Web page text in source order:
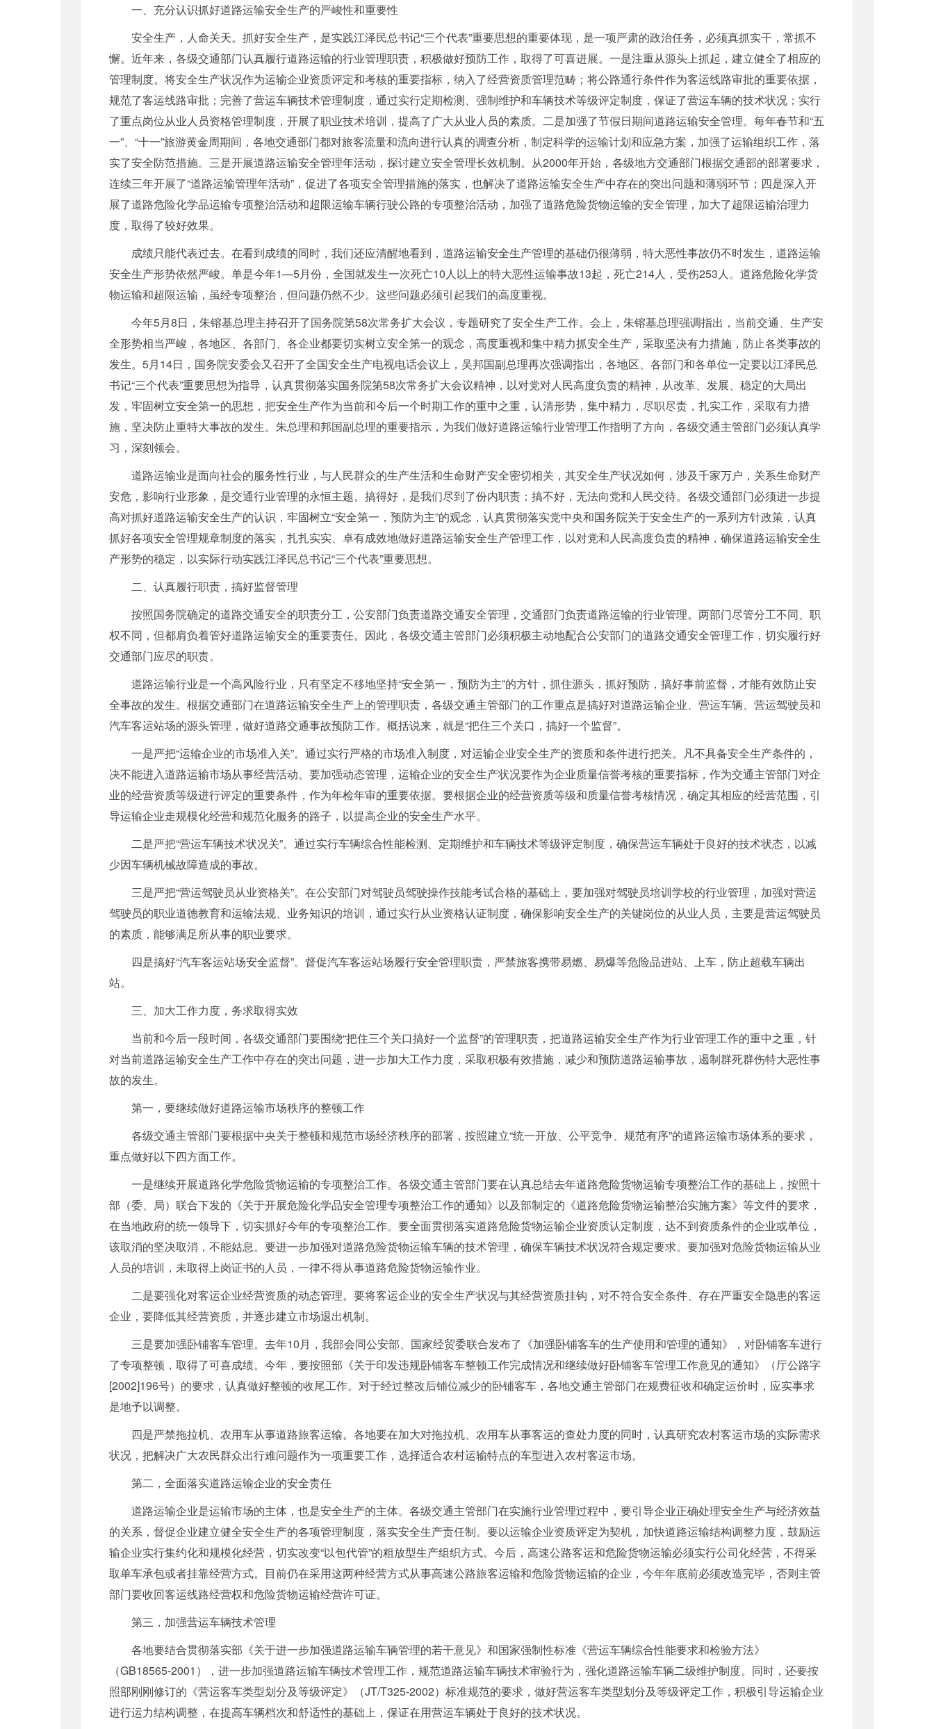
一、充分认识抓好道路运输安全生产的严峻性和重要性
安全生产，人命关天。抓好安全生产，是实践江泽民总书记“三个代表”重要思想的重要体现，是一项严肃的政治任务，必须真抓实干，常抓不
懈。近年来，各级交通部门认真履行道路运输的行业管理职责，积极做好预防工作，取得了可喜进展。一是注重从源头上抓起，建立健全了相应的
管理制度。将安全生产状况作为运输企业资质评定和考核的重要指标，纳入了经营资质管理范畴；将公路通行条件作为客运线路审批的重要依据，
规范了客运线路审批；完善了营运车辆技术管理制度，通过实行定期检测、强制维护和车辆技术等级评定制度，保证了营运车辆的技术状况；实行
了重点岗位从业人员资格管理制度，开展了职业技术培训，提高了广大从业人员的素质。二是加强了节假日期间道路运输安全管理。每年春节和“五
一”、“十一”旅游黄金周期间，各地交通部门都对旅客流量和流向进行认真的调查分析，制定科学的运输计划和应急方案，加强了运输组织工作，落
实了安全防范措施。三是开展道路运输安全管理年活动，探讨建立安全管理长效机制。从2000年开始，各级地方交通部门根据交通部的部署要求，
连续三年开展了“道路运输管理年活动”，促进了各项安全管理措施的落实，也解决了道路运输安全生产中存在的突出问题和薄弱环节；四是深入开
展了道路危险化学品运输专项整治活动和超限运输车辆行驶公路的专项整治活动，加强了道路危险货物运输的安全管理，加大了超限运输治理力
度，取得了较好效果。
成绩只能代表过去。在看到成绩的同时，我们还应清醒地看到，道路运输安全生产管理的基础仍很薄弱，特大恶性事故仍不时发生，道路运输
安全生产形势依然严峻。单是今年1—5月份，全国就发生一次死亡10人以上的特大恶性运输事故13起，死亡214人，受伤253人。道路危险化学货
物运输和超限运输，虽经专项整治，但问题仍然不少。这些问题必须引起我们的高度重视。
今年5月8日，朱镕基总理主持召开了国务院第58次常务扩大会议，专题研究了安全生产工作。会上，朱镕基总理强调指出，当前交通、生产安
全形势相当严峻，各地区、各部门、各企业都要切实树立安全第一的观念，高度重视和集中精力抓安全生产，采取坚决有力措施，防止各类事故的
发生。5月14日，国务院安委会又召开了全国安全生产电视电话会议上，吴邦国副总理再次强调指出，各地区、各部门和各单位一定要以江泽民总
书记“三个代表”重要思想为指导，认真贯彻落实国务院第58次常务扩大会议精神，以对党对人民高度负责的精神，从改革、发展、稳定的大局出
发，牢固树立安全第一的思想，把安全生产作为当前和今后一个时期工作的重中之重，认清形势，集中精力，尽职尽责，扎实工作，采取有力措
施，坚决防止重特大事故的发生。朱总理和邦国副总理的重要指示，为我们做好道路运输行业管理工作指明了方向，各级交通主管部门必须认真学
习，深刻领会。
道路运输业是面向社会的服务性行业，与人民群众的生产生活和生命财产安全密切相关，其安全生产状况如何，涉及千家万户，关系生命财产
安危，影响行业形象，是交通行业管理的永恒主题。搞得好，是我们尽到了份内职责；搞不好，无法向党和人民交待。各级交通部门必须进一步提
高对抓好道路运输安全生产的认识，牢固树立“安全第一，预防为主”的观念，认真贯彻落实党中央和国务院关于安全生产的一系列方针政策，认真
抓好各项安全管理规章制度的落实，扎扎实实、卓有成效地做好道路运输安全生产管理工作，以对党和人民高度负责的精神，确保道路运输安全生
产形势的稳定，以实际行动实践江泽民总书记“三个代表”重要思想。
二、认真履行职责，搞好监督管理
按照国务院确定的道路交通安全的职责分工，公安部门负责道路交通安全管理，交通部门负责道路运输的行业管理。两部门尽管分工不同、职
权不同，但都肩负着管好道路运输安全的重要责任。因此，各级交通主管部门必须积极主动地配合公安部门的道路交通安全管理工作，切实履行好
交通部门应尽的职责。
道路运输行业是一个高风险行业，只有坚定不移地坚持“安全第一，预防为主”的方针，抓住源头，抓好预防，搞好事前监督，才能有效防止安
全事故的发生。根据交通部门在道路运输安全生产上的管理职责，各级交通主管部门的工作重点是搞好对道路运输企业、营运车辆、营运驾驶员和
汽车客运站场的源头管理，做好道路交通事故预防工作。概括说来，就是“把住三个关口，搞好一个监督”。
一是严把“运输企业的市场准入关”。通过实行严格的市场准入制度，对运输企业安全生产的资质和条件进行把关。凡不具备安全生产条件的，
决不能进入道路运输市场从事经营活动。要加强动态管理，运输企业的安全生产状况要作为企业质量信誉考核的重要指标，作为交通主管部门对企
业的经营资质等级进行评定的重要条件，作为年检年审的重要依据。要根据企业的经营资质等级和质量信誉考核情况，确定其相应的经营范围，引
导运输企业走规模化经营和规范化服务的路子，以提高企业的安全生产水平。
二是严把“营运车辆技术状况关”。通过实行车辆综合性能检测、定期维护和车辆技术等级评定制度，确保营运车辆处于良好的技术状态，以减
少因车辆机械故障造成的事故。
三是严把“营运驾驶员从业资格关”。在公安部门对驾驶员驾驶操作技能考试合格的基础上，要加强对驾驶员培训学校的行业管理，加强对营运
驾驶员的职业道德教育和运输法规、业务知识的培训，通过实行从业资格认证制度，确保影响安全生产的关键岗位的从业人员，主要是营运驾驶员
的素质，能够满足所从事的职业要求。
四是搞好“汽车客运站场安全监督”。督促汽车客运站场履行安全管理职责，严禁旅客携带易燃、易爆等危险品进站、上车，防止超载车辆出
站。
三、加大工作力度，务求取得实效
当前和今后一段时间，各级交通部门要围绕“把住三个关口搞好一个监督”的管理职责，把道路运输安全生产作为行业管理工作的重中之重，针
对当前道路运输安全生产工作中存在的突出问题，进一步加大工作力度，采取积极有效措施，减少和预防道路运输事故，遏制群死群伤特大恶性事
故的发生。
第一，要继续做好道路运输市场秩序的整顿工作
各级交通主管部门要根据中央关于整顿和规范市场经济秩序的部署，按照建立“统一开放、公平竞争、规范有序”的道路运输市场体系的要求，
重点做好以下四方面工作。
一是继续开展道路化学危险货物运输的专项整治工作。各级交通主管部门要在认真总结去年道路危险货物运输专项整治工作的基础上，按照十
部（委、局）联合下发的《关于开展危险化学品安全管理专项整治工作的通知》以及部制定的《道路危险货物运输整治实施方案》等文件的要求，
在当地政府的统一领导下，切实抓好今年的专项整治工作。要全面贯彻落实道路危险货物运输企业资质认定制度，达不到资质条件的企业或单位，
该取消的坚决取消，不能姑息。要进一步加强对道路危险货物运输车辆的技术管理，确保车辆技术状况符合规定要求。要加强对危险货物运输从业
人员的培训，未取得上岗证书的人员，一律不得从事道路危险货物运输作业。
二是要强化对客运企业经营资质的动态管理。要将客运企业的安全生产状况与其经营资质挂钩，对不符合安全条件、存在严重安全隐患的客运
企业，要降低其经营资质，并逐步建立市场退出机制。
三是要加强卧铺客车管理。去年10月，我部会同公安部、国家经贸委联合发布了《加强卧铺客车的生产使用和管理的通知》，对卧铺客车进行
了专项整顿，取得了可喜成绩。今年，要按照部《关于印发违规卧铺客车整顿工作完成情况和继续做好卧铺客车管理工作意见的通知》（厅公路字
[2002]196号）的要求，认真做好整顿的收尾工作。对于经过整改后铺位减少的卧铺客车，各地交通主管部门在规费征收和确定运价时，应实事求
是地予以调整。
四是严禁拖拉机、农用车从事道路旅客运输。各地要在加大对拖拉机、农用车从事客运的查处力度的同时，认真研究农村客运市场的实际需求
状况，把解决广大农民群众出行难问题作为一项重要工作，选择适合农村运输特点的车型进入农村客运市场。
第二，全面落实道路运输企业的安全责任
道路运输企业是运输市场的主体，也是安全生产的主体。各级交通主管部门在实施行业管理过程中，要引导企业正确处理安全生产与经济效益
的关系，督促企业建立健全安全生产的各项管理制度，落实安全生产责任制。要以运输企业资质评定为契机，加快道路运输结构调整力度，鼓励运
输企业实行集约化和规模化经营，切实改变“以包代管”的粗放型生产组织方式。今后，高速公路客运和危险货物运输必须实行公司化经营，不得采
取单车承包或者挂靠经营方式。目前仍在采用这两种经营方式从事高速公路旅客运输和危险货物运输的企业，今年年底前必须改造完毕，否则主管
部门要收回客运线路经营权和危险货物运输经营许可证。
第三，加强营运车辆技术管理
各地要结合贯彻落实部《关于进一步加强道路运输车辆管理的若干意见》和国家强制性标准《营运车辆综合性能要求和检验方法》
（GB18565-2001），进一步加强道路运输车辆技术管理工作，规范道路运输车辆技术审验行为，强化道路运输车辆二级维护制度。同时，还要按
照部刚刚修订的《营运客车类型划分及等级评定》（JT/T325-2002）标准规范的要求，做好营运客车类型划分及等级评定工作，积极引导运输企业
进行运力结构调整，在提高车辆档次和舒适性的基础上，保证在用营运车辆处于良好的技术状况。